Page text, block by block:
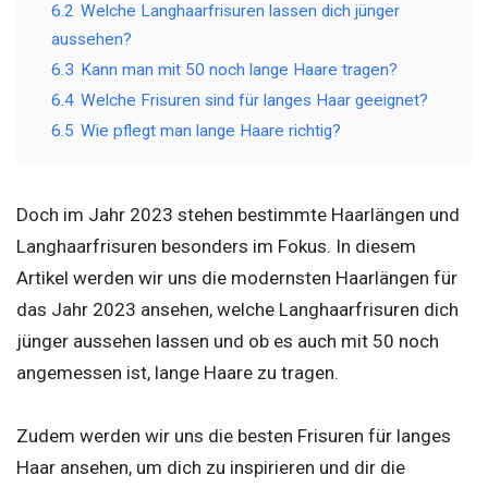
6.2 Welche Langhaarfrisuren lassen dich jünger
aussehen?
6.3 Kann man mit 50 noch lange Haare tragen?
6.4 Welche Frisuren sind für langes Haar geeignet?
6.5 Wie pflegt man lange Haare richtig?
Doch im Jahr 2023 stehen bestimmte Haarlängen und
Langhaarfrisuren besonders im Fokus. In diesem
Artikel werden wir uns die modernsten Haarlängen für
das Jahr 2023 ansehen, welche Langhaarfrisuren dich
jünger aussehen lassen und ob es auch mit 50 noch
angemessen ist, lange Haare zu tragen.
Zudem werden wir uns die besten Frisuren für langes
Haar ansehen, um dich zu inspirieren und dir die